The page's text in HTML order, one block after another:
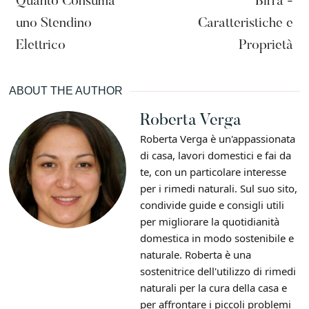
uno Stendino
Elettrico
Caratteristiche e
Proprietà
ABOUT THE AUTHOR
Roberta Verga
Roberta Verga è un'appassionata
di casa, lavori domestici e fai da
te, con un particolare interesse
per i rimedi naturali. Sul suo sito,
condivide guide e consigli utili
per migliorare la quotidianità
domestica in modo sostenibile e
naturale. Roberta è una
sostenitrice dell'utilizzo di rimedi
naturali per la cura della casa e
per affrontare i piccoli problemi